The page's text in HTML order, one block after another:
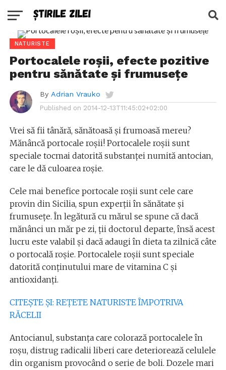
NATURISTE
Portocalele roșii, efecte pozitive
pentru sănătate și frumusețe
By Adrian Vrauko
Published on 2014-12-13T11:45:02+02:00
Vrei să fii tânără, sănătoasă și frumoasă mereu?
Mănâncă portocale roșii! Portocalele roșii sunt
speciale tocmai datorită substanței numită antocian,
care le dă culoarea roșie.
Cele mai benefice portocale roșii sunt cele care
provin din Sicilia, spun experții în sănătate și
frumusețe. În legătură cu mărul se spune că dacă
mănânci un măr pe zi, ții doctorul departe, însă acest
lucru este valabil și dacă adaugi în dieta ta zilnică câte
o portocală roșie. Portocalele roșii sunt speciale
datorită conținutului mare de vitamina C și
antioxidanți.
CITEȘTE ȘI: REȚETE NATURISTE ÎMPOTRIVA
RĂCELII
Antocianul, substanța care colorază portocalele în
roșu, distrug radicalii liberi care deteriorează celulele
din organism provocând o serie de boli. Dozele mari